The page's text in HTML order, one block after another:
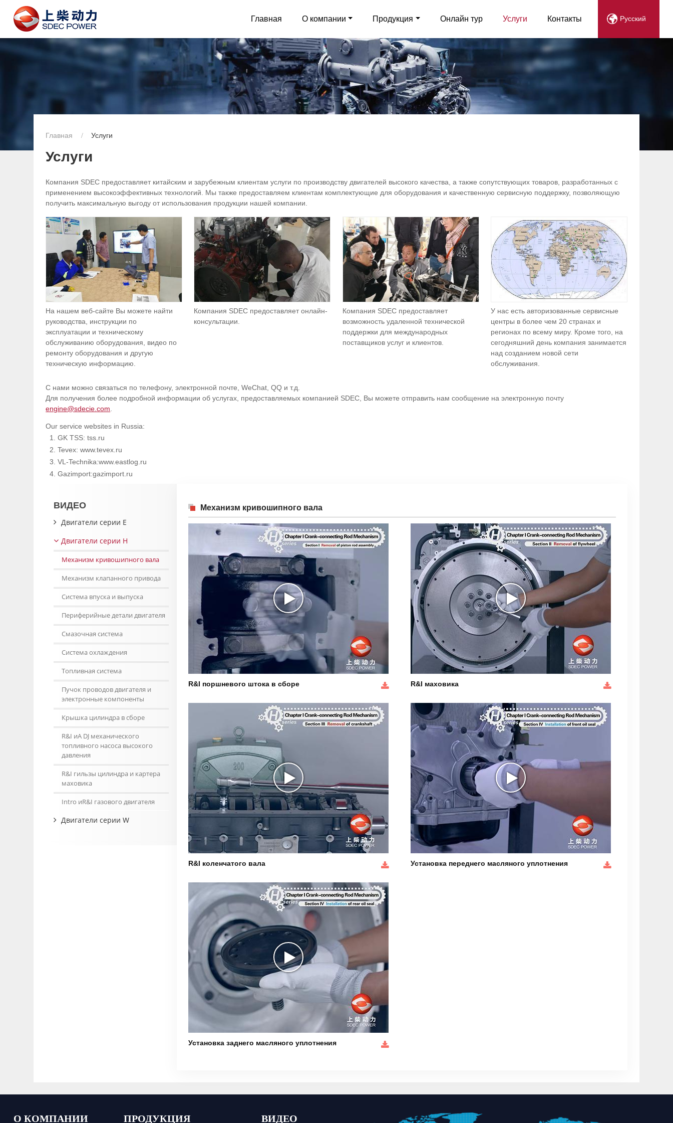
Русский
Главная О компании Продукция Онлайн тур Услуги Контакты
Главная Услуги
Услуги
Компания SDEC предоставляет китайским и зарубежным клиентам услуги по производству двигателей высокого качества, а также сопутствующих товаров, разработанных с
применением высокоэффективных технологий. Мы также предоставляем клиентам комплектующие для оборудования и качественную сервисную поддержку, позволяющую
получить максимальную выгоду от использования продукции нашей компании.
На нашем веб-сайте Вы можете найти
руководства, инструкции по
эксплуатации и техническому
обслуживанию оборудования, видео по
ремонту оборудования и другую
техническую информацию.
Компания SDEC предоставляет онлайн-
консультации.
Компания SDEC предоставляет
возможность удаленной технической
поддержки для международных
поставщиков услуг и клиентов.
У нас есть авторизованные сервисные
центры в более чем 20 странах и
регионах по всему миру. Кроме того, на
сегодняшний день компания занимается
над созданием новой сети
обслуживания.
С нами можно связаться по телефону, электронной почте, WeChat, QQ и т.д.
Для получения более подробной информации об услугах, предоставляемых компанией SDEC, Вы можете отправить нам сообщение на электронную почту
engine@sdecie.com.
Our service websites in Russia:
GK TSS: tss.ru
Tevex: www.tevex.ru
VL-Technika:www.eastlog.ru
Gazimport:gazimport.ru
Механизм кривошипного вала
R&I поршневого штока в сборе R&I маховика
R&I коленчатого вала Установка переднего масляного уплотнения
Установка заднего масляного уплотнения
ВИДЕО
Двигатели серии E
Двигатели серии H
Механизм кривошипного вала
Механизм клапанного привода
Система впуска и выпуска
Периферийные детали двигателя
Смазочная система
Система охлаждения
Топливная система
Пучок проводов двигателя и
электронные компоненты
Крышка цилиндра в сборе
R&I иA DJ механического
топливного насоса высокого
давления
R&I гильзы цилиндра и картера
маховика
Intro иR&I газового двигателя
Двигатели серии W
О КОМПАНИИ ПРОДУКЦИЯ ВИДЕО